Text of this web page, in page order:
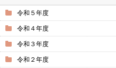
令和５年度
令和４年度
令和３年度
令和２年度